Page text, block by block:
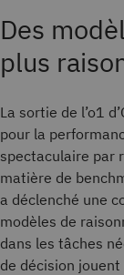
Des
plus
La sortie de l’o1
pour la
spectaculaire par
matière de
a déclenché une
modèles de
dans les tâches
de décision